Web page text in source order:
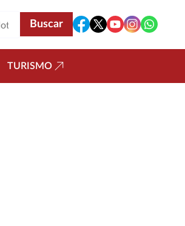
TURISMO